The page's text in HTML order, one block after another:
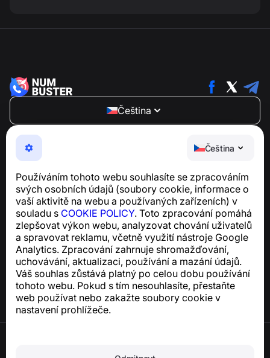
Čeština
Používáním tohoto webu souhlasíte se zpracováním
svých osobních údajů (soubory cookie, informace o
vaší aktivitě na webu a používaných zařízeních) v
souladu s COOKIE POLICY. Toto zpracování pomáhá
zlepšovat výkon webu, analyzovat chování uživatelů
a spravovat reklamu, včetně využití nástroje Google
Analytics. Zpracování zahrnuje shromažďování,
uchovávání, aktualizaci, používání a mazání údajů.
Váš souhlas zůstává platný po celou dobu používání
tohoto webu. Pokud s tím nesouhlasíte, přestaňte
web používat nebo zakažte soubory cookie v
nastavení prohlížeče.
Čeština
NumBuster © 2013—2026 ·
Snadno použitelná aplikace, která vás chrání před
telefonními podvody, spamem a nevyžádanými
Pro dotazy týkající se souladu s GDPR:
support@numbuster.com
Centrum nápovědy
Zprávy a články
O projektu
Kontakty